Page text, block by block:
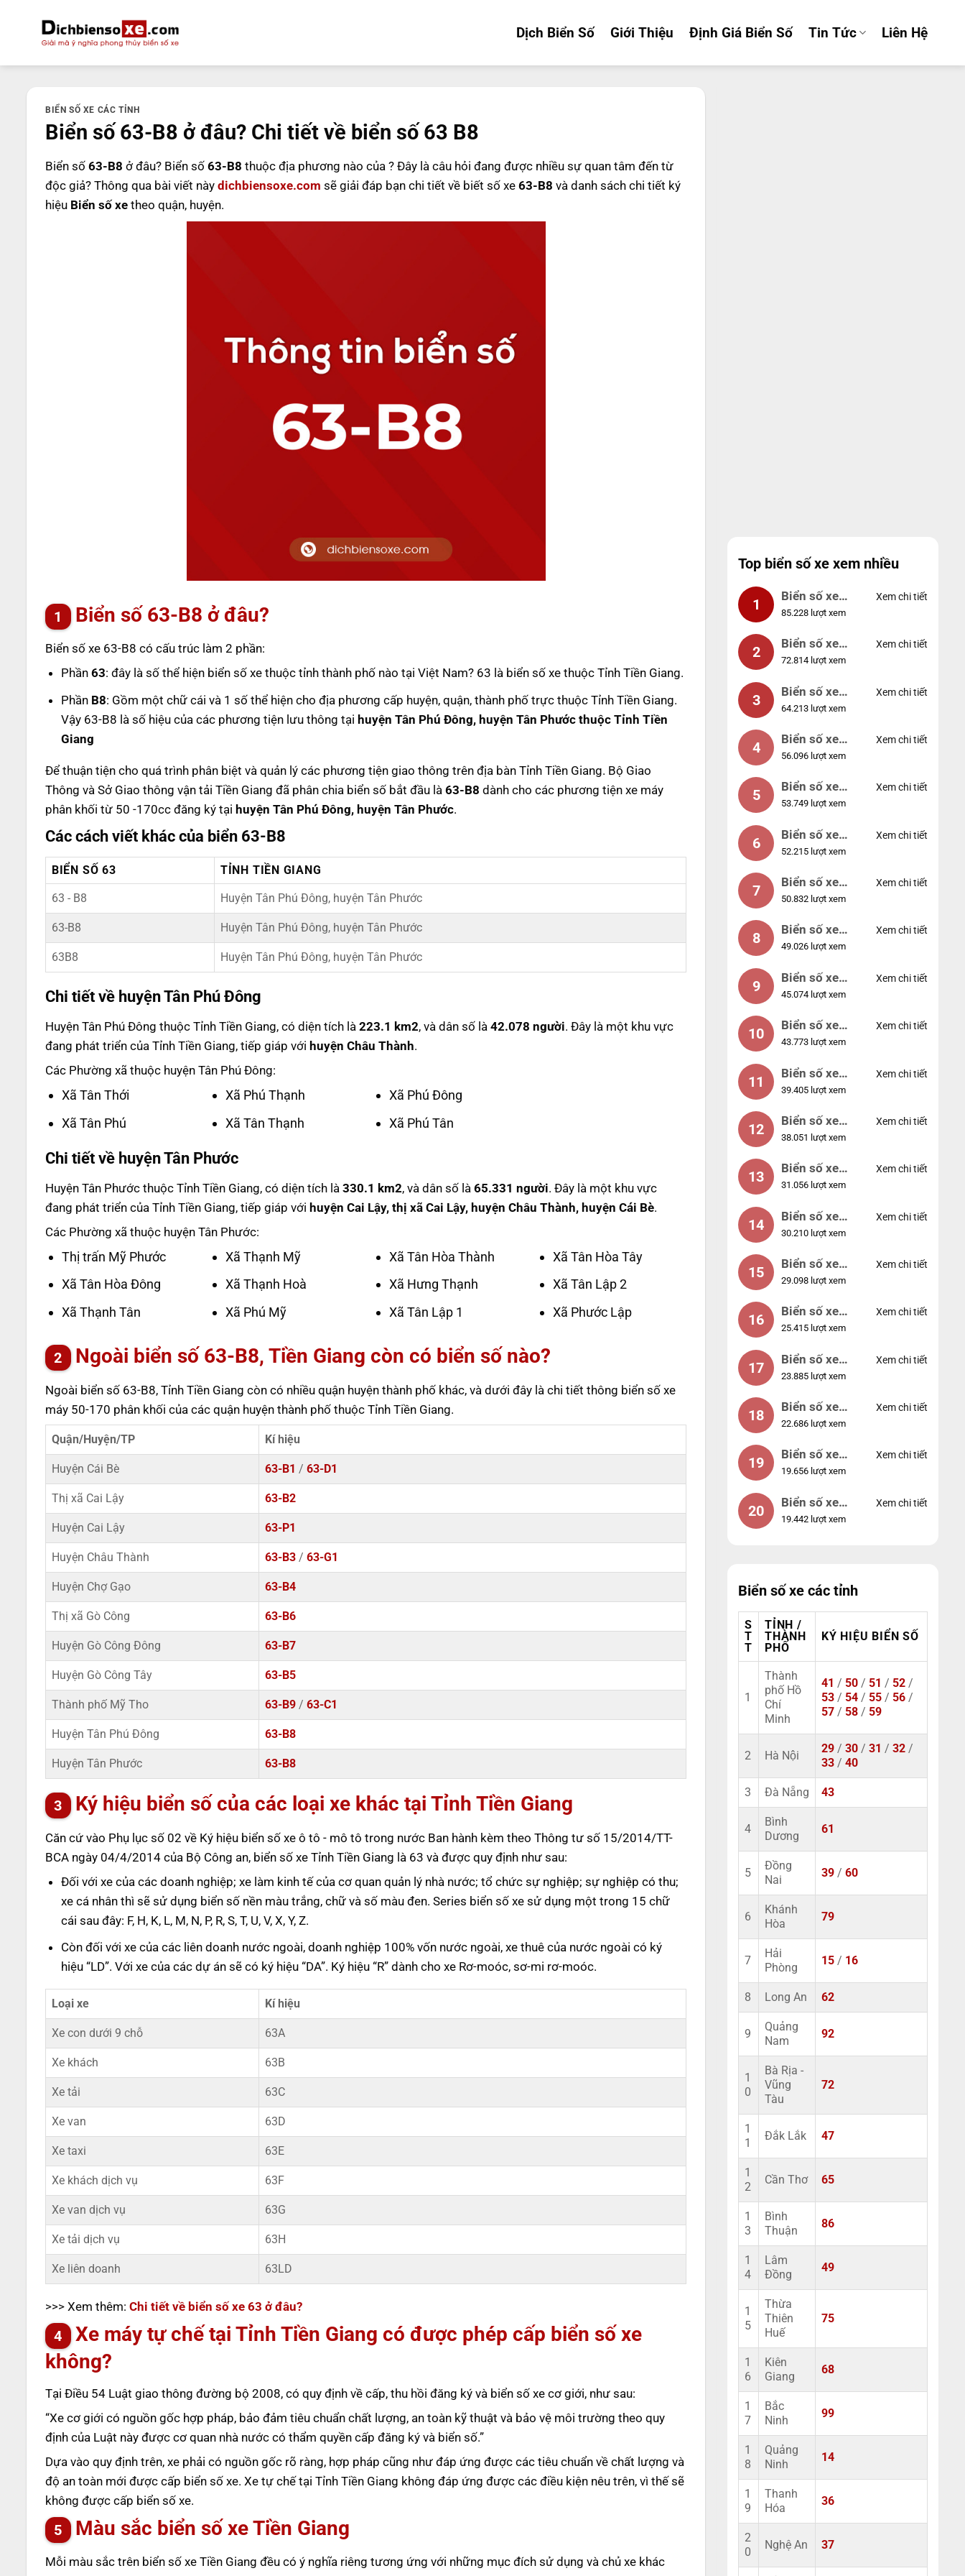
dung
Dịch Biển Số Giới Thiệu Định Giá Biển Số Tin Tức Liên Hệ
BIỂN SỐ XE CÁC TỈNH
Biển số 63-B8 ở đâu? Chi tiết về biển số 63 B8
Biển số 63-B8 ở đâu? Biển số 63-B8 thuộc địa phương nào của ? Đây là câu hỏi đang được nhiều sự quan tâm đến từ
độc giả? Thông qua bài viết này dichbiensoxe.com sẽ giải đáp bạn chi tiết về biết số xe 63-B8 và danh sách chi tiết ký
hiệu Biển số xe theo quận, huyện.
Biển số 63-B8 ở đâu?
Biển số xe 63-B8 có cấu trúc làm 2 phần:
Phần63: đây là số thể hiện biển số xe thuộc tỉnh thành phố nào tại Việt Nam? 63 là biển số xe thuộc Tỉnh Tiền Giang.
Phần B8: Gồm một chữ cái và 1 số thể hiện cho địa phương cấp huyện, quận, thành phố trực thuộc Tỉnh Tiền Giang.
Vậy 63-B8 là số hiệu của các phương tiện lưu thông tạihuyện Tân Phú Đông, huyện Tân Phước thuộc Tỉnh Tiền
Giang
Để thuận tiện cho quá trình phân biệt và quản lý các phương tiện giao thông trên địa bàn Tỉnh Tiền Giang. Bộ Giao
Thông và Sở Giao thông vận tải Tiền Giang đã phân chia biển số bắt đầu là 63-B8 dành cho các phương tiện xe máy
phân khối từ 50 -170cc đăng ký tại huyện Tân Phú Đông, huyện Tân Phước.
Các cách viết khác của biển 63-B8
BIỂN SỐ 63 TỈNH TIỀN GIANG
63 - B8 Huyện Tân Phú Đông, huyện Tân Phước
63-B8 Huyện Tân Phú Đông, huyện Tân Phước
63B8 Huyện Tân Phú Đông, huyện Tân Phước
Chi tiết về huyện Tân Phú Đông
Huyện Tân Phú Đông thuộc Tỉnh Tiền Giang, có diện tích là 223.1 km2, và dân số là 42.078 người. Đây là một khu vực
đang phát triển của Tỉnh Tiền Giang, tiếp giáp với huyện Châu Thành.
Các Phường xã thuộc huyện Tân Phú Đông:
Xã Tân Thới
Xã Tân Phú
Xã Phú Thạnh
Xã Tân Thạnh
Xã Phú Đông
Xã Phú Tân
Chi tiết về huyện Tân Phước
Huyện Tân Phước thuộc Tỉnh Tiền Giang, có diện tích là 330.1 km2, và dân số là 65.331 người. Đây là một khu vực
đang phát triển của Tỉnh Tiền Giang, tiếp giáp với huyện Cai Lậy, thị xã Cai Lậy, huyện Châu Thành, huyện Cái Bè.
Các Phường xã thuộc huyện Tân Phước:
Thị trấn Mỹ Phước
Xã Tân Hòa Đông
Xã Thạnh Tân
Xã Thạnh Mỹ
Xã Thạnh Hoà
Xã Phú Mỹ
Xã Tân Hòa Thành
Xã Hưng Thạnh
Xã Tân Lập 1
Xã Tân Hòa Tây
Xã Tân Lập 2
Xã Phước Lập
Ngoài biển số 63-B8, Tiền Giang còn có biển số nào?
Ngoài biển số 63-B8, Tỉnh Tiền Giang còn có nhiều quận huyện thành phố khác, và dưới đây là chi tiết thông biển số xe
máy 50-170 phân khối của các quận huyện thành phố thuộc Tỉnh Tiền Giang.
Quận/Huyện/TP Kí hiệu
Huyện Cái Bè 63-B1 / 63-D1
Thị xã Cai Lậy 63-B2
Huyện Cai Lậy 63-P1
Huyện Châu Thành 63-B3/ 63-G1
Huyện Chợ Gạo 63-B4
Thị xã Gò Công 63-B6
Huyện Gò Công Đông 63-B7
Huyện Gò Công Tây 63-B5
Thành phố Mỹ Tho 63-B9/ 63-C1
Huyện Tân Phú Đông 63-B8
Huyện Tân Phước 63-B8
Ký hiệu biển số của các loại xe khác tại Tỉnh Tiền Giang
Căn cứ vào Phụ lục số 02 về Ký hiệu biển số xe ô tô - mô tô trong nước Ban hành kèm theo Thông tư số 15/2014/TT-
BCA ngày 04/4/2014 của Bộ Công an, biển số xe Tỉnh Tiền Giang là 63 và được quy định như sau:
Đối với xe của các doanh nghiệp; xe làm kinh tế của cơ quan quản lý nhà nước; tổ chức sự nghiệp; sự nghiệp có thu;
xe cá nhân thì sẽ sử dụng biển số nền màu trắng, chữ và số màu đen. Series biển số xe sử dụng một trong 15 chữ
cái sau đây: F, H, K, L, M, N, P, R, S, T, U, V, X, Y, Z.
Còn đối với xe của các liên doanh nước ngoài, doanh nghiệp 100% vốn nước ngoài, xe thuê của nước ngoài có ký
hiệu “LD”. Với xe của các dự án sẽ có ký hiệu “DA”. Ký hiệu “R” dành cho xe Rơ-moóc, sơ-mi rơ-moóc.
Loại xe Kí hiệu
Xe con dưới 9 chỗ 63A
Xe khách 63B
Xe tải 63C
Xe van 63D
Xe taxi 63E
Xe khách dịch vụ 63F
Xe van dịch vụ 63G
Xe tải dịch vụ 63H
Xe liên doanh 63LD
>>> Xem thêm: Chi tiết về biển số xe 63 ở đâu?
Xe máy tự chế tại Tỉnh Tiền Giang có được phép cấp biển số xe
không?
Tại Điều 54 Luật giao thông đường bộ 2008, có quy định về cấp, thu hồi đăng ký và biển số xe cơ giới, như sau:
“Xe cơ giới có nguồn gốc hợp pháp, bảo đảm tiêu chuẩn chất lượng, an toàn kỹ thuật và bảo vệ môi trường theo quy
định của Luật này được cơ quan nhà nước có thẩm quyền cấp đăng ký và biển số.”
Dựa vào quy định trên, xe phải có nguồn gốc rõ ràng, hợp pháp cũng như đáp ứng được các tiêu chuẩn về chất lượng và
độ an toàn mới được cấp biển số xe. Xe tự chế tại Tỉnh Tiền Giang không đáp ứng được các điều kiện nêu trên, vì thế sẽ
không được cấp biển số xe.
Màu sắc biển số xe Tiền Giang
Mỗi màu sắc trên biển số xe Tiền Giang đều có ý nghĩa riêng tương ứng với những mục đích sử dụng và chủ xe khác
Top biển số xe xem nhiều
1
Biển số xe
99999
85.228 lượt xem
Xem chi tiết
2
Biển số xe
04953
72.814 lượt xem
Xem chi tiết
3
Biển số xe
88888
64.213 lượt xem
Xem chi tiết
4
Biển số xe
12345
56.096 lượt xem
Xem chi tiết
5
Biển số xe
66666
53.749 lượt xem
Xem chi tiết
6
Biển số xe
11111
52.215 lượt xem
Xem chi tiết
7
Biển số xe
44444
50.832 lượt xem
Xem chi tiết
8
Biển số xe
77777
49.026 lượt xem
Xem chi tiết
9
Biển số xe
55555
45.074 lượt xem
Xem chi tiết
10
Biển số xe
56789
43.773 lượt xem
Xem chi tiết
11
Biển số xe
01234
39.405 lượt xem
Xem chi tiết
12
Biển số xe
33333
38.051 lượt xem
Xem chi tiết
13
Biển số xe
22222
31.056 lượt xem
Xem chi tiết
14
Biển số xe
14953
30.210 lượt xem
Xem chi tiết
15
Biển số xe
24953
29.098 lượt xem
Xem chi tiết
16
Biển số xe
49053
25.415 lượt xem
Xem chi tiết
17
Biển số xe
44953
23.885 lượt xem
Xem chi tiết
18
Biển số xe
74953
22.686 lượt xem
Xem chi tiết
19
Biển số xe
99998
19.656 lượt xem
Xem chi tiết
20
Biển số xe
25525
19.442 lượt xem
Xem chi tiết
Biển số xe các tỉnh
S
T
T
TỈNH /
THÀNH
PHỐ
KÝ HIỆU BIỂN SỐ
1
Thành
phố Hồ
Chí
Minh
41 / 50 / 51 / 52 /
53 / 54 / 55 / 56 /
57 / 58 / 59
2 Hà Nội
29 / 30 / 31 / 32 /
33 / 40
3 Đà Nẵng 43
4
Bình
Dương
61
5
Đồng
Nai
39 / 60
6
Khánh
Hòa
79
7
Hải
Phòng
15 / 16
8 Long An 62
9
Quảng
Nam
92
1
0
Bà Rịa -
Vũng
Tàu
72
1
1
Đắk Lắk 47
1
2
Cần Thơ 65
1
3
Bình
Thuận
86
1
4
Lâm
Đồng
49
1
5
Thừa
Thiên
Huế
75
1
6
Kiên
Giang
68
1
7
Bắc
Ninh
99
1
8
Quảng
Ninh
14
1
9
Thanh
Hóa
36
2
0
Nghệ An 37